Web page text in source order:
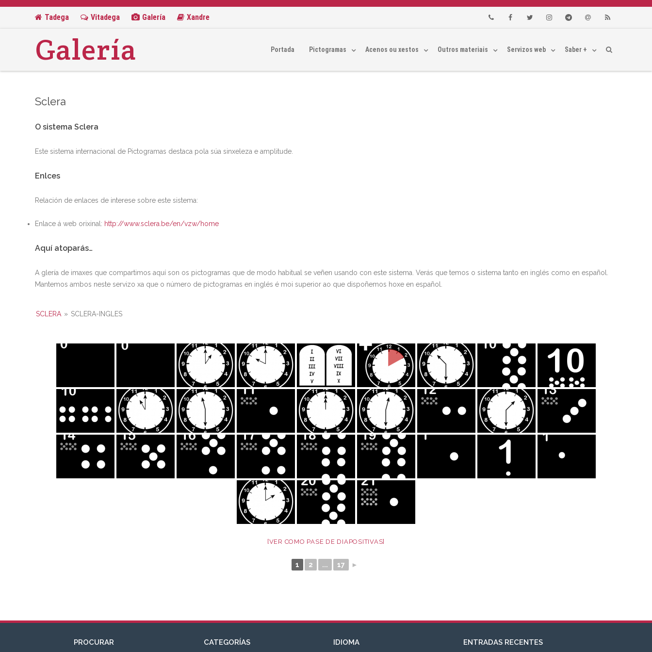
Tadega Vitadega Galería Xandre
Galería Portada Pictogramas Acenos ou xestos Outros materiais Servizos web Saber +
Sclera
O sistema Sclera
Este sistema internacional de Pictogramas destaca pola súa sinxeleza e amplitude.
Enlces
Relación de enlaces de interese sobre este sistema:
Enlace á web orixinal: http://www.sclera.be/en/vzw/home
Aquí atoparás…
A glería de imaxes que compartimos aquí son os pictogramas que de modo habitual se veñen usando con este sistema. Verás que temos o sistema tanto en inglés como en español.
Mantemos ambos neste servizo xa que o número de pictogramas en inglés é moi superior ao que dispoñemos hoxe en español.
SCLERA » SCLERA-INGLES
[VER COMO PASE DE DIAPOSITIVAS]
1 2 ... 17 ►
PROCURAR CATEGORÍAS IDIOMA ENTRADAS RECENTES